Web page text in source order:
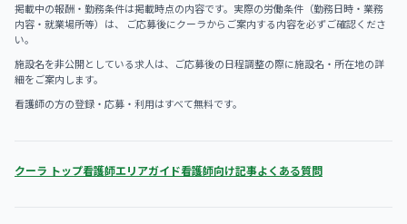
掲載中の報酬・勤務条件は掲載時点の内容です。実際の労働条件（勤務日時・業務
内容・就業場所等）は、 ご応募後にクーラからご案内する内容を必ずご確認くださ
い。
施設名を非公開としている求人は、ご応募後の日程調整の際に施設名・所在地の詳
細をご案内します。
看護師の方の登録・応募・利用はすべて無料です。
クーラ トップ看護師エリアガイド看護師向け記事よくある質問